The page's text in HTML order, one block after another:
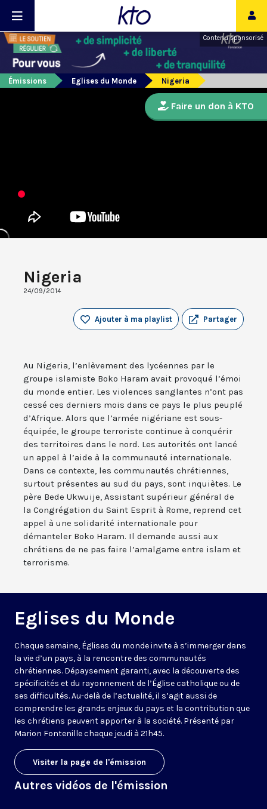
Contenu sponsorisé
Émissions Eglises du Monde Nigeria
Nigeria
24/09/2014
Partager
Ajouter à ma playlist
Au Nigeria, l’enlèvement des lycéennes par le
groupe islamiste Boko Haram avait provoqué l’émoi
du monde entier. Les violences sanglantes n’ont pas
cessé ces derniers mois dans ce pays le plus peuplé
d’Afrique. Alors que l’armée nigériane est sous-
équipée, le groupe terroriste continue à conquérir
des territoires dans le nord. Les autorités ont lancé
un appel à l’aide à la communauté internationale.
Dans ce contexte, les communautés chrétiennes,
surtout présentes au sud du pays, sont inquiètes. Le
père Bede Ukwuije, Assistant supérieur général de
la Congrégation du Saint Esprit à Rome, reprend cet
appel à une solidarité internationale pour
démanteler Boko Haram. Il demande aussi aux
chrétiens de ne pas faire l’amalgame entre islam et
terrorisme.
Eglises du Monde
Chaque semaine, Églises du monde invite à s’immerger dans
la vie d’un pays, à la rencontre des communautés
chrétiennes. Dépaysement garanti, avec la découverte des
spécificités et du rayonnement de l’Église catholique ou de
ses difficultés. Au-delà de l’actualité, il s’agit aussi de
comprendre les grands enjeux du pays et la contribution que
les chrétiens peuvent apporter à la société. Présenté par
Marion Fontenille chaque jeudi à 21h45.
Visiter la page de l'émission
Autres vidéos de l'émission
Faire un don à KTO